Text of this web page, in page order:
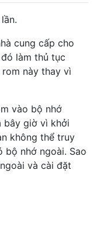
cung cấp cho
làm thủ tục
này thay vì
vào bộ nhớ
bây giờ vì khởi
không thể truy
bộ nhớ ngoài. Sao
và cài đặt